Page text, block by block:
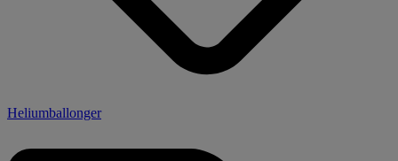
Heliumballonger